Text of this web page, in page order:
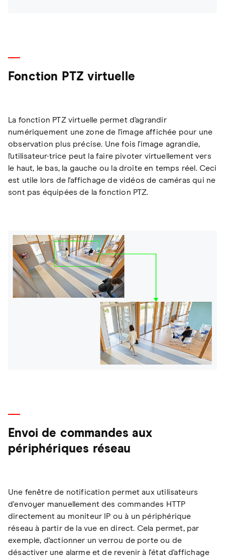
Fonction PTZ virtuelle
La fonction PTZ virtuelle permet d'agrandir
numériquement une zone de l'image affichée pour une
observation plus précise. Une fois l'image agrandie,
l'utilisateur·trice peut la faire pivoter virtuellement vers
le haut, le bas, la gauche ou la droite en temps réel. Ceci
est utile lors de l'affichage de vidéos de caméras qui ne
sont pas équipées de la fonction PTZ.
Envoi de commandes aux
périphériques réseau
Une fenêtre de notification permet aux utilisateurs
d'envoyer manuellement des commandes HTTP
directement au moniteur IP ou à un périphérique
réseau à partir de la vue en direct. Cela permet, par
exemple, d'actionner un verrou de porte ou de
désactiver une alarme et de revenir à l'état d'affichage